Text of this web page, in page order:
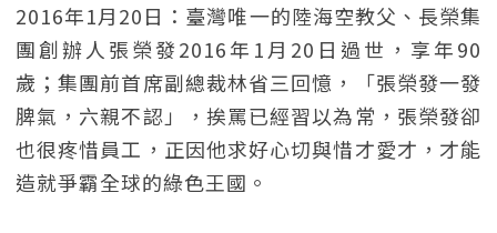
2016年1月20日：臺灣唯一的陸海空教父、長榮集
團創辦人張榮發2016年1月20日過世，享年90
歲；集團前首席副總裁林省三回憶，「張榮發一發
脾氣，六親不認」，挨罵已經習以為常，張榮發卻
也很疼惜員工，正因他求好心切與惜才愛才，才能
造就爭霸全球的綠色王國。